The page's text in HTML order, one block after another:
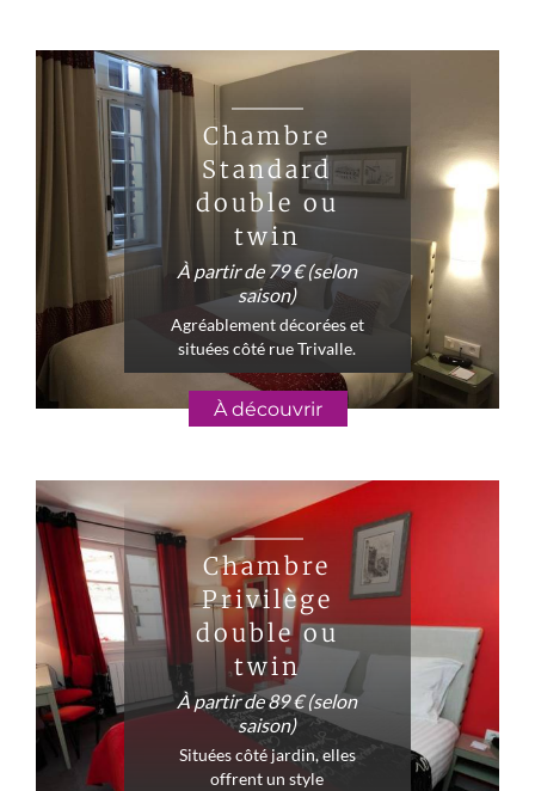
Chambre
Standard
double ou
twin
À partir de 79 € (selon
saison)
Agréablement décorées et
situées côté rue Trivalle.
À découvrir
Chambre
Privilège
double ou
twin
À partir de 89 € (selon
saison)
Situées côté jardin, elles
offrent un style